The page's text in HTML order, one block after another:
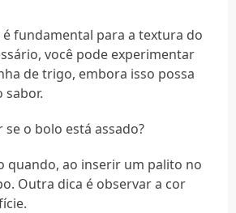
fundamental para a textura do
você pode experimentar
de trigo, embora isso possa
sabor.
o bolo está assado?
quando, ao inserir um palito no
Outra dica é observar a cor